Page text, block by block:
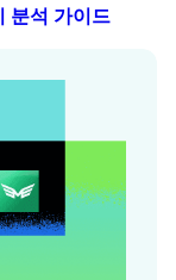
분석 가이드